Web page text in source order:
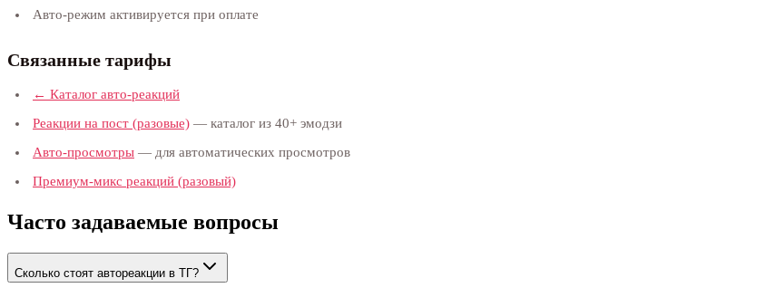
Авто-режим активируется при оплате
Связанные тарифы
← Каталог авто-реакций
Реакции на пост (разовые) — каталог из 40+ эмодзи
Авто-просмотры — для автоматических просмотров
Премиум-микс реакций (разовый)
Часто задаваемые вопросы
Сколько стоят автореакции в ТГ?